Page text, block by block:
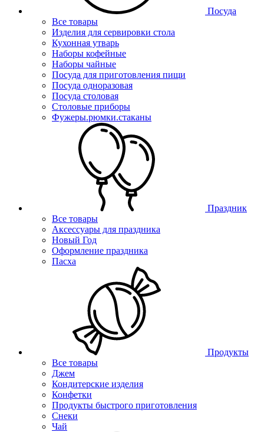
Посуда
Все товары
Изделия для сервировки стола
Кухонная утварь
Наборы кофейные
Наборы чайные
Посуда для приготовления пищи
Посуда одноразовая
Посуда столовая
Столовые приборы
Фужеры.рюмки.стаканы
Праздник
Все товары
Аксессуары для праздника
Новый Год
Оформление праздника
Пасха
Продукты
Все товары
Джем
Кондитерские изделия
Конфетки
Продукты быстрого приготовления
Снеки
Чай